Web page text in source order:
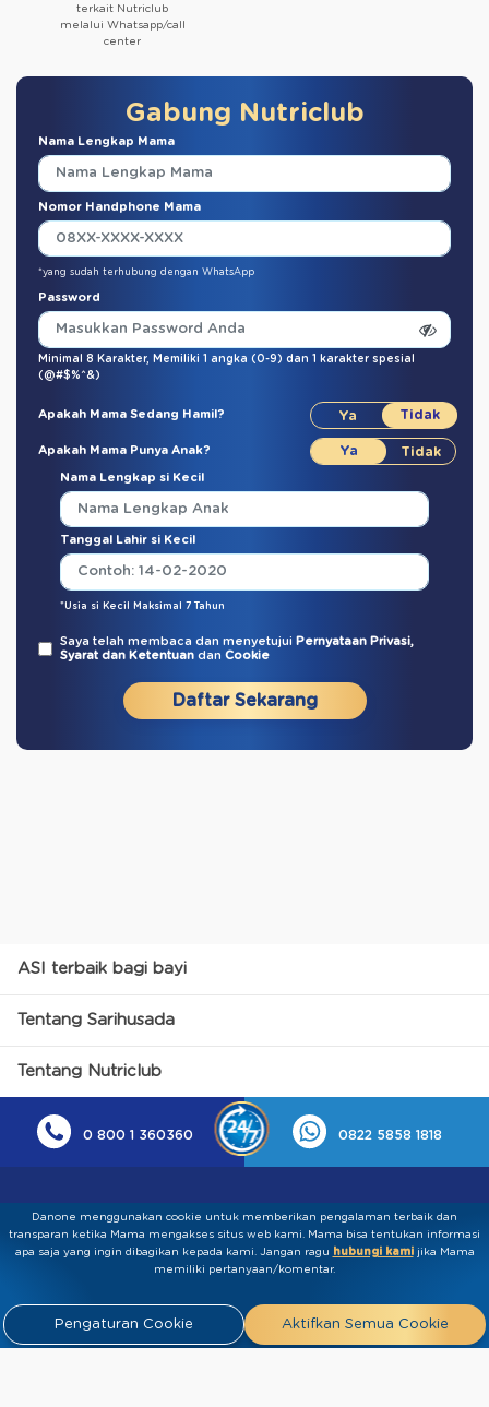
terkait Nutriclub
melalui Whatsapp/call
center
Gabung Nutriclub
Nama Lengkap Mama
Nomor Handphone Mama
*yang sudah terhubung dengan WhatsApp
Password
Minimal 8 Karakter, Memiliki 1 angka (0-9) dan 1 karakter spesial
(@#$%^&)
Apakah Mama Sedang Hamil?
Apakah Mama Punya Anak?
Nama Lengkap si Kecil
Tanggal Lahir si Kecil
*Usia si Kecil Maksimal 7 Tahun
Saya telah membaca dan menyetujui Pernyataan Privasi,
Syarat dan Ketentuan dan Cookie
Daftar Sekarang
ASI terbaik bagi bayi
Tentang Sarihusada
Tentang Nutriclub
0 800 1 360360 0822 5858 1818
Kebijakan Privasi Syarat & Ketentuan
Tentang Kami
Danone menggunakan cookie untuk memberikan pengalaman terbaik dan
transparan ketika Mama mengakses situs web kami. Mama bisa tentukan informasi
apa saja yang ingin dibagikan kepada kami.​ ​Jangan ragu hubungi kamijika Mama
memiliki pertanyaan/komentar.
Pengaturan Cookie Aktifkan Semua Cookie